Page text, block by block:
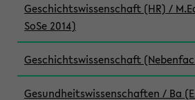
Geschichtswissenschaft (HR) /
SoSe 2014)
Geschichtswissenschaft
Gesundheitswissenschaften / Ba